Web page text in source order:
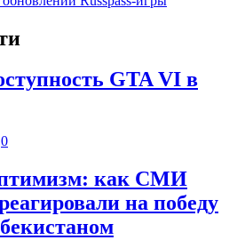
GTA VI в
0
как СМИ
на победу